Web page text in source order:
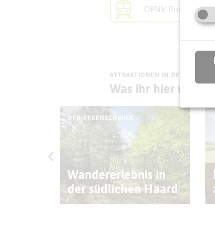
ÖPNV-Route finden
ATTRAKTIONEN IN DER
Was ihr hier noch
OER-ERKENSCHWICK
Wandererlebnis in
der südlichen Haard